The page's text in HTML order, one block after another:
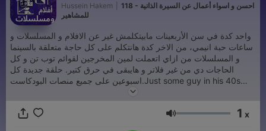
Hussein Hakem
118 - احسن و اسواء أعمال عن السيرة الذاتية
للمشاهير
واحد كدة في سن الأربعينات مابيتكلمش غير عن الافلام و المسلسلات و
ساعات حبة انيمي، من الاخر كدة هانتكلم على كل حاجة متعلقة بالسينما
و المسلسلات من ازاي اتعملت لمين المخرجين لقوائم توب تن و كل
الحاجات دي من غير فلاتر و هايبقى في حرق كتير. حلقة جديدة كل
اسبوعين على جميع منصات البودكاست.Just some guy in his 40s
with nothing to talk about except Movies, Series and some
to Movies from how were they made to whom were the
Volume 1 x